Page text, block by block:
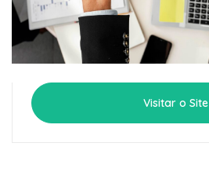
Visitar o Site